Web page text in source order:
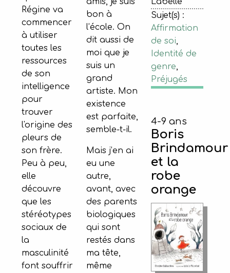
Régine va
commencer
à utiliser
toutes les
ressources
de son
intelligence
pour
trouver
l'origine des
pleurs de
son frère.
Peu à peu,
elle
découvre
que les
stéréotypes
sociaux de
la
masculinité
font souffrir
bon à
l’école. On
dit aussi de
moi que je
suis un
grand
artiste. Mon
existence
est parfaite,
semble-t-il.
Mais j’en ai
eu une
autre,
avant, avec
des parents
biologiques
qui sont
restés dans
ma tête,
même
Sujet(s) :
Affirmation
de soi,
Identité de
genre,
Préjugés
4-9 ans
Boris
Brindamour
et la
robe
orange